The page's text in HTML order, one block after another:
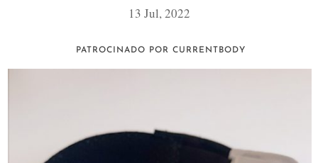
13 Jul, 2022
PATROCINADO POR CURRENTBODY